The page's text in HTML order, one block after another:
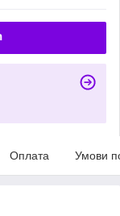
Оплата Умови